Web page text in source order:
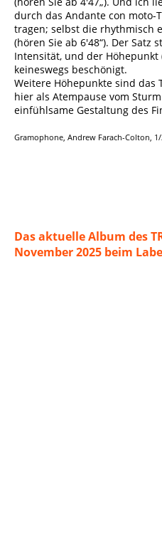
durch das Andante con moto-
tragen; selbst die rhythmisch
(hören Sie ab 6'48“). Der Satz
Intensität, und der
keineswegs beschönigt.
Weitere Höhepunkte sind das
hier als Atempause vom
einfühlsame Gestaltung des
Gramophone, Andrew Farach-Colton, 1/
Das aktuelle Album des
November 2025 beim